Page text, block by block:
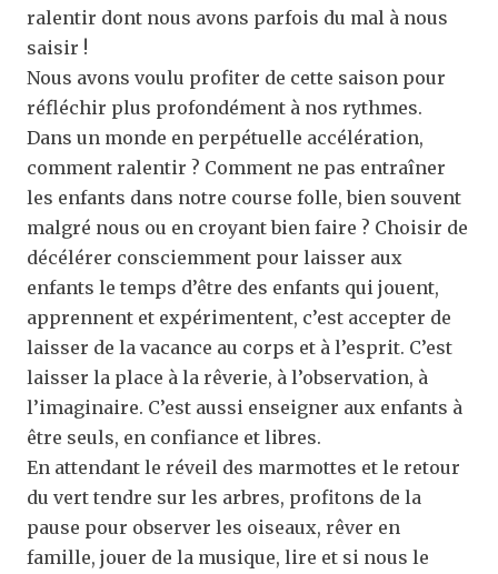
ralentir dont nous avons parfois du mal à nous
saisir !
Nous avons voulu profiter de cette saison pour
réfléchir plus profondément à nos rythmes.
Dans un monde en perpétuelle accélération,
comment ralentir ? Comment ne pas entraîner
les enfants dans notre course folle, bien souvent
malgré nous ou en croyant bien faire ? Choisir de
décélérer consciemment pour laisser aux
enfants le temps d’être des enfants qui jouent,
apprennent et expérimentent, c’est accepter de
laisser de la vacance au corps et à l’esprit. C’est
laisser la place à la rêverie, à l’observation, à
l’imaginaire. C’est aussi enseigner aux enfants à
être seuls, en confiance et libres.
En attendant le réveil des marmottes et le retour
du vert tendre sur les arbres, profitons de la
pause pour observer les oiseaux, rêver en
famille, jouer de la musique, lire et si nous le